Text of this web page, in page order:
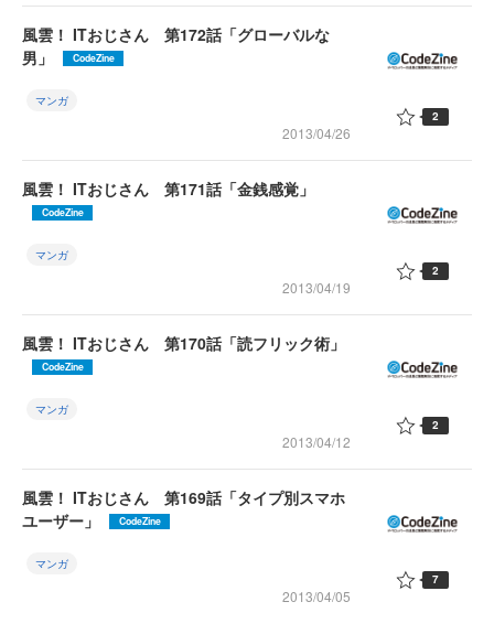
風雲！ ITおじさん 第172話「グローバルな
男」
CodeZine
マンガ
2013/04/26
2
風雲！ ITおじさん 第171話「金銭感覚」
CodeZine
マンガ
2013/04/19
2
風雲！ ITおじさん 第170話「読フリック術」
CodeZine
マンガ
2013/04/12
2
風雲！ ITおじさん 第169話「タイプ別スマホ
ユーザー」
CodeZine
マンガ
2013/04/05
7